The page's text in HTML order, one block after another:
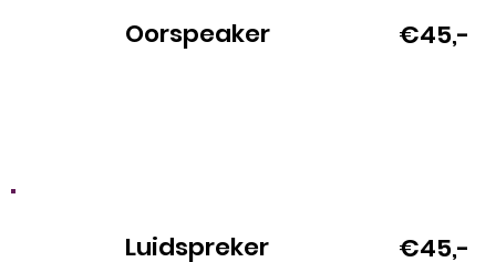
Oorspeaker €45,-
Luidspreker €45,-